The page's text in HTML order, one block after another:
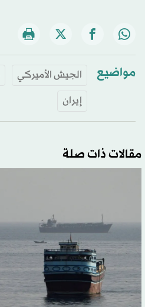
مواضيع الجيش الأميركي
إيران
مقالات ذات صلة